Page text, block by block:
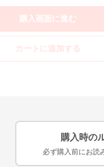
購入画面に進む
カートに追加する
購入時の
必ず購入前にお読